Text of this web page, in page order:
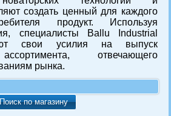
создать ценный для каждого
продукт. Используя
специалисты Ballu Industrial
свои усилия на выпуск
отвечающего
рынка.
Поиск по магазину